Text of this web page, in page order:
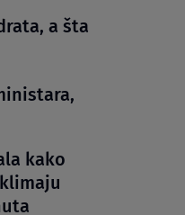
a šta
kako